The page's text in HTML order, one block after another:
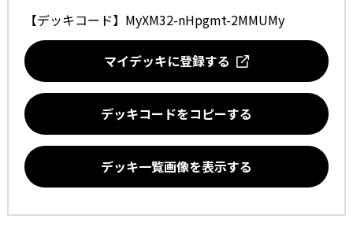
【デッキコード】 MyXM32-nHpgmt-2MMUMy
マイデッキに登録する
デッキコードをコピーする
デッキ一覧画像を表示する